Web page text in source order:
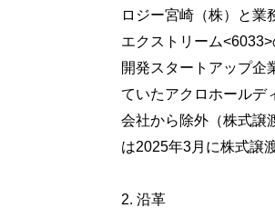
ロジー宮崎（株）と業
エクストリーム
開発スタートアップ企
ていたアクロホールデ
会社から除外（株式譲
は2025年3月に株式譲
2. 沿革